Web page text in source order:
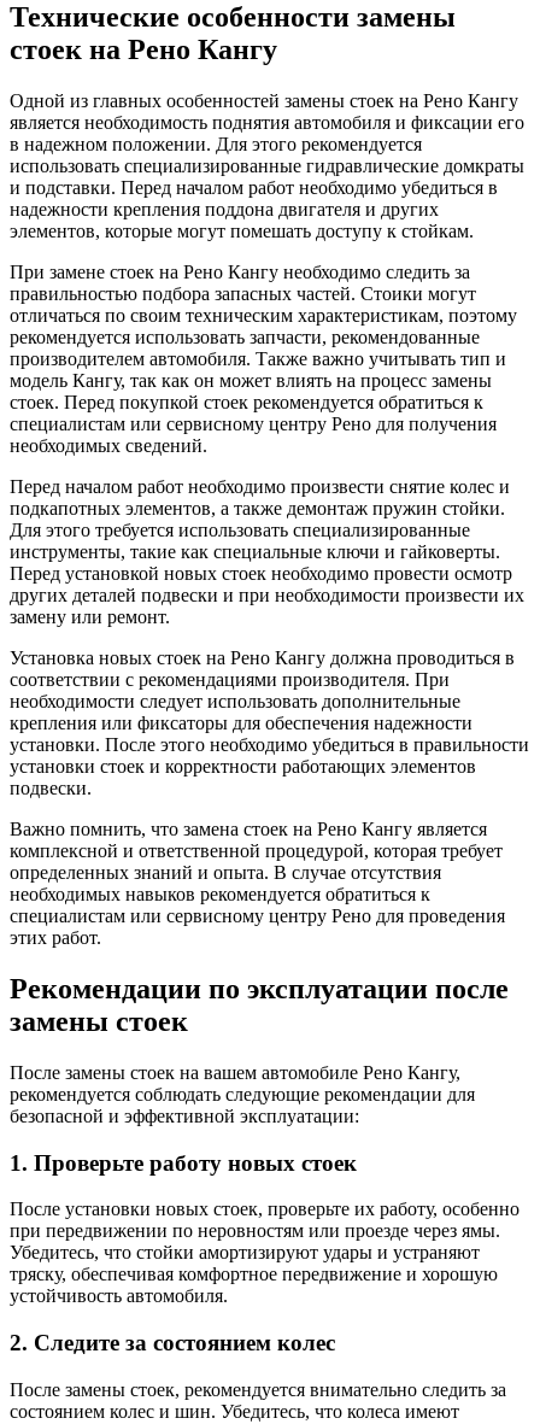
Технические особенности замены
стоек на Рено Кангу
Одной из главных особенностей замены стоек на Рено Кангу
является необходимость поднятия автомобиля и фиксации его
в надежном положении. Для этого рекомендуется
использовать специализированные гидравлические домкраты
и подставки. Перед началом работ необходимо убедиться в
надежности крепления поддона двигателя и других
элементов, которые могут помешать доступу к стойкам.
При замене стоек на Рено Кангу необходимо следить за
правильностью подбора запасных частей. Стоики могут
отличаться по своим техническим характеристикам, поэтому
рекомендуется использовать запчасти, рекомендованные
производителем автомобиля. Также важно учитывать тип и
модель Кангу, так как он может влиять на процесс замены
стоек. Перед покупкой стоек рекомендуется обратиться к
специалистам или сервисному центру Рено для получения
необходимых сведений.
Перед началом работ необходимо произвести снятие колес и
подкапотных элементов, а также демонтаж пружин стойки.
Для этого требуется использовать специализированные
инструменты, такие как специальные ключи и гайковерты.
Перед установкой новых стоек необходимо провести осмотр
других деталей подвески и при необходимости произвести их
замену или ремонт.
Установка новых стоек на Рено Кангу должна проводиться в
соответствии с рекомендациями производителя. При
необходимости следует использовать дополнительные
крепления или фиксаторы для обеспечения надежности
установки. После этого необходимо убедиться в правильности
установки стоек и корректности работающих элементов
подвески.
Важно помнить, что замена стоек на Рено Кангу является
комплексной и ответственной процедурой, которая требует
определенных знаний и опыта. В случае отсутствия
необходимых навыков рекомендуется обратиться к
специалистам или сервисному центру Рено для проведения
этих работ.
Рекомендации по эксплуатации после
замены стоек
После замены стоек на вашем автомобиле Рено Кангу,
рекомендуется соблюдать следующие рекомендации для
безопасной и эффективной эксплуатации:
1. Проверьте работу новых стоек
После установки новых стоек, проверьте их работу, особенно
при передвижении по неровностям или проезде через ямы.
Убедитесь, что стойки амортизируют удары и устраняют
тряску, обеспечивая комфортное передвижение и хорошую
устойчивость автомобиля.
2. Следите за состоянием колес
После замены стоек, рекомендуется внимательно следить за
состоянием колес и шин. Убедитесь, что колеса имеют